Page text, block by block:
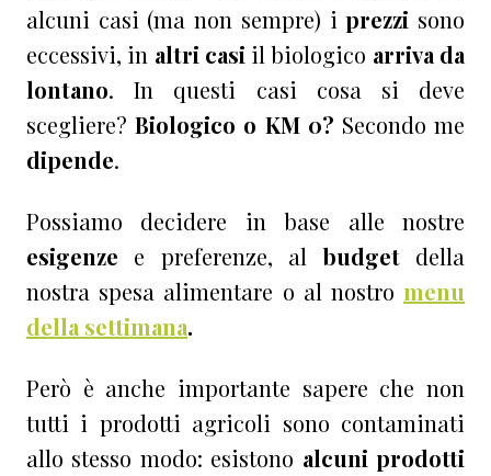
alcuni casi (ma non sempre) iprezzi sono
eccessivi, in altri casi il biologico arriva da
lontano. In questi casi cosa si deve
scegliere?Biologico o KM 0? Secondo me
dipende.
Possiamo decidere in base alle nostre
esigenze e preferenze, albudgetdella
nostra spesa alimentare o al nostro menu
della settimana.
Però è anche importante sapere che non
tutti i prodotti agricoli sono contaminati
allo stesso modo: esistono alcuni prodotti